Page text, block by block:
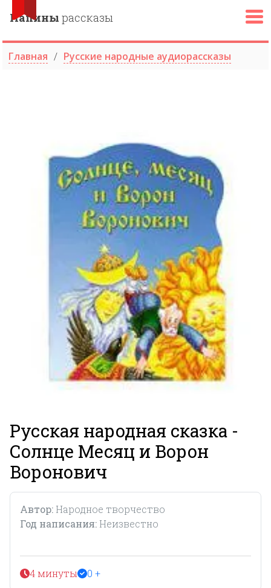
Папины рассказы
Главная Русские народные аудиорассказы
Русская народная сказка -
Солнце Месяц и Ворон
Воронович
Автор:Народное творчество
Год написания:Неизвестно
4 минуты 0 +